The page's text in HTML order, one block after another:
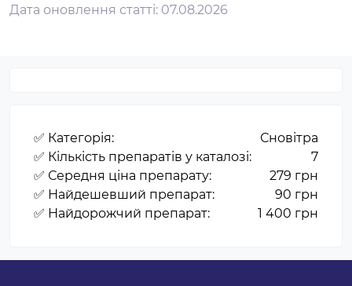
Дата оновлення статті: 07.08.2026
✅ Категорія:
Сновітра
✅ Кількість препаратів у каталозі:
7
✅ Середня ціна препарату:
279 грн
✅ Найдешевший препарат:
90 грн
✅ Найдорожчий препарат:
1 400 грн